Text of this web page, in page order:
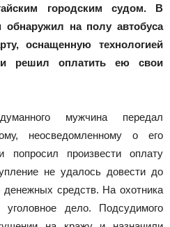
городским судом. В
на полу автобуса
оснащенную технологией
и решил оплатить ею свои
мужчина передал
неосведомленному о его
попросил произвести оплату
не удалось довести до
денежных средств. На охотника
дело. Подсудимого